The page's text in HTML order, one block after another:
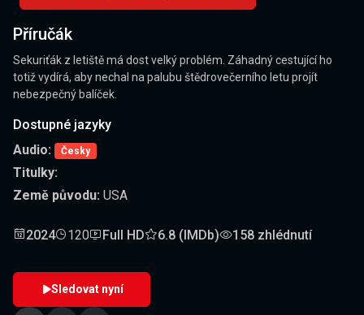
Příručák
Sekuriťák z letiště má dost velký problém. Záhadný cestující ho
totiž vydírá, aby nechal na palubu štědrovečerního letu projít
nebezpečný balíček.
Dostupné jazyky
Audio:
Česky
Titulky:
Země původu: USA
2024 120 Full HD 6.8 (IMDb) 158 zhlédnutí
Sledovat nyní